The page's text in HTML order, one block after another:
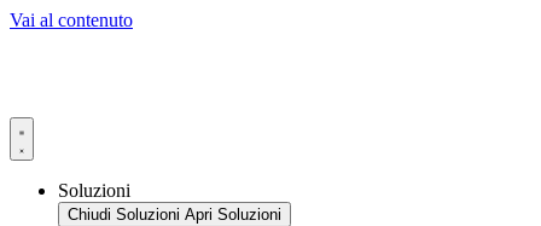
Vai al contenuto
Soluzioni
Chiudi Soluzioni Apri Soluzioni